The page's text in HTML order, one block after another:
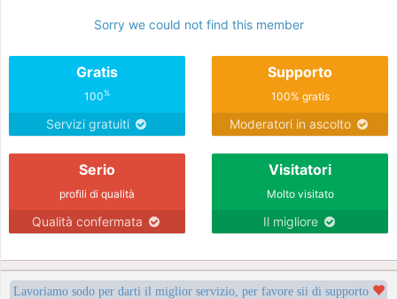
Sorry we could not find this member
Gratis
100%
Servizi gratuiti
Supporto
100% gratis
Moderatori in ascolto
Serio
profili di qualità
Qualità confermata
Visitatori
Molto visitato
Il migliore
Lavoriamo sodo per darti il miglior servizio, per favore sii di supporto